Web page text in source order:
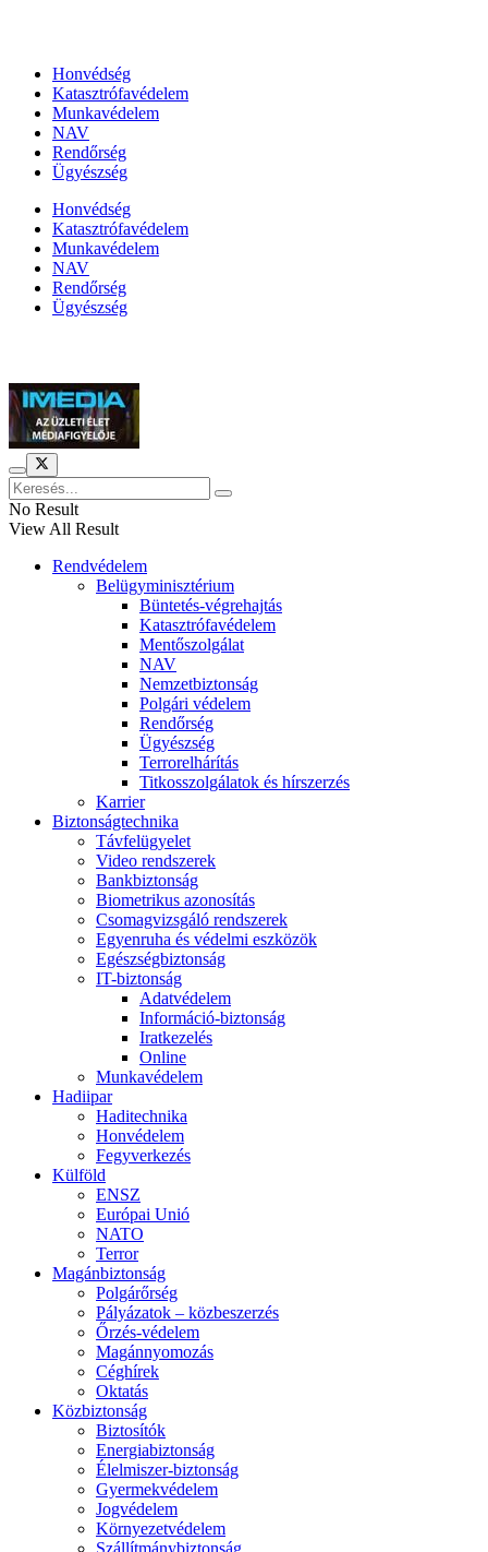
Honvédség
Katasztrófavédelem
Munkavédelem
NAV
Rendőrség
Ügyészség
Honvédség
Katasztrófavédelem
Munkavédelem
NAV
Rendőrség
Ügyészség
No Result
View All Result
Rendvédelem
Belügyminisztérium
Büntetés-végrehajtás
Katasztrófavédelem
Mentőszolgálat
NAV
Nemzetbiztonság
Polgári védelem
Rendőrség
Ügyészség
Terrorelhárítás
Titkosszolgálatok és hírszerzés
Karrier
Biztonságtechnika
Távfelügyelet
Video rendszerek
Bankbiztonság
Biometrikus azonosítás
Csomagvizsgáló rendszerek
Egyenruha és védelmi eszközök
Egészségbiztonság
IT-biztonság
Adatvédelem
Információ-biztonság
Iratkezelés
Online
Munkavédelem
Hadiipar
Haditechnika
Honvédelem
Fegyverkezés
Külföld
ENSZ
Európai Unió
NATO
Terror
Magánbiztonság
Polgárőrség
Pályázatok – közbeszerzés
Őrzés-védelem
Magánnyomozás
Céghírek
Oktatás
Közbiztonság
Biztosítók
Energiabiztonság
Élelmiszer-biztonság
Gyermekvédelem
Jogvédelem
Környezetvédelem
Szállítmánybiztonság